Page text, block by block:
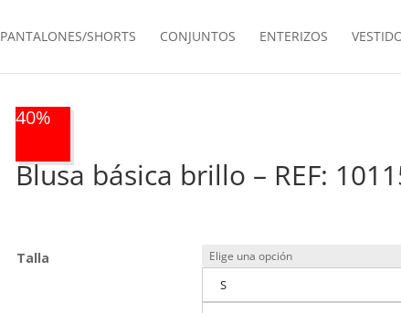
PANTALONES/SHORTS CONJUNTOS ENTERIZOS
40%
Blusa básica brillo – REF:
Talla
S